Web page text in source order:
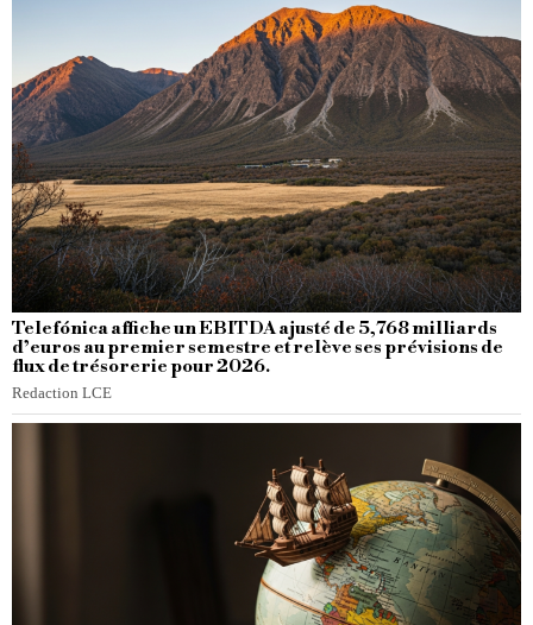
Telefónica affiche un EBITDA ajusté de 5,768 milliards
d’euros au premier semestre et relève ses prévisions de
flux de trésorerie pour 2026.
Redaction LCE